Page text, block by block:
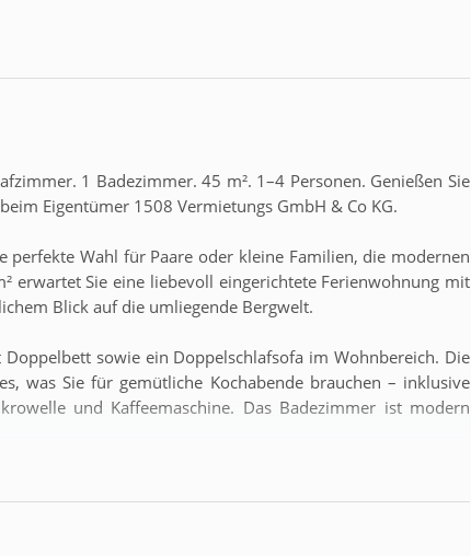
1 Badezimmer. 45 m². 1–4 Personen. Genießen Sie
Eigentümer 1508 Vermietungs GmbH & Co KG.
Wahl für Paare oder kleine Familien, die modernen
erwartet Sie eine liebevoll eingerichtete Ferienwohnung mit
Blick auf die umliegende Bergwelt.
sowie ein Doppelschlafsofa im Wohnbereich. Die
was Sie für gemütliche Kochabende brauchen – inklusive
und Kaffeemaschine. Das Badezimmer ist modern
Bergpanorama. Das Apartment bietet kostenloses WLAN,